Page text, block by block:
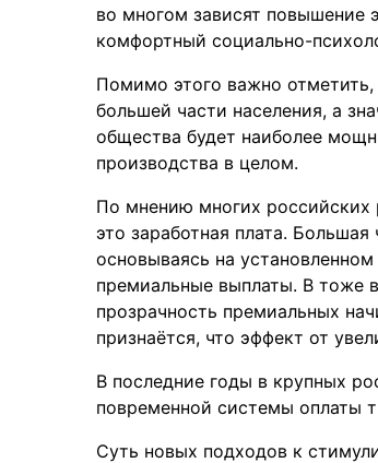
во многом зависят повышение
комфортный социально-
Помимо этого важно отметить,
большей части населения, а
общества будет наиболее
производства в целом.
По мнению многих российских
это заработная плата.
основываясь на
премиальные выплаты. В тоже
прозрачность премиальных
признаётся, что эффект от
В последние годы в крупных
повременной системы оплаты
Суть новых подходов к